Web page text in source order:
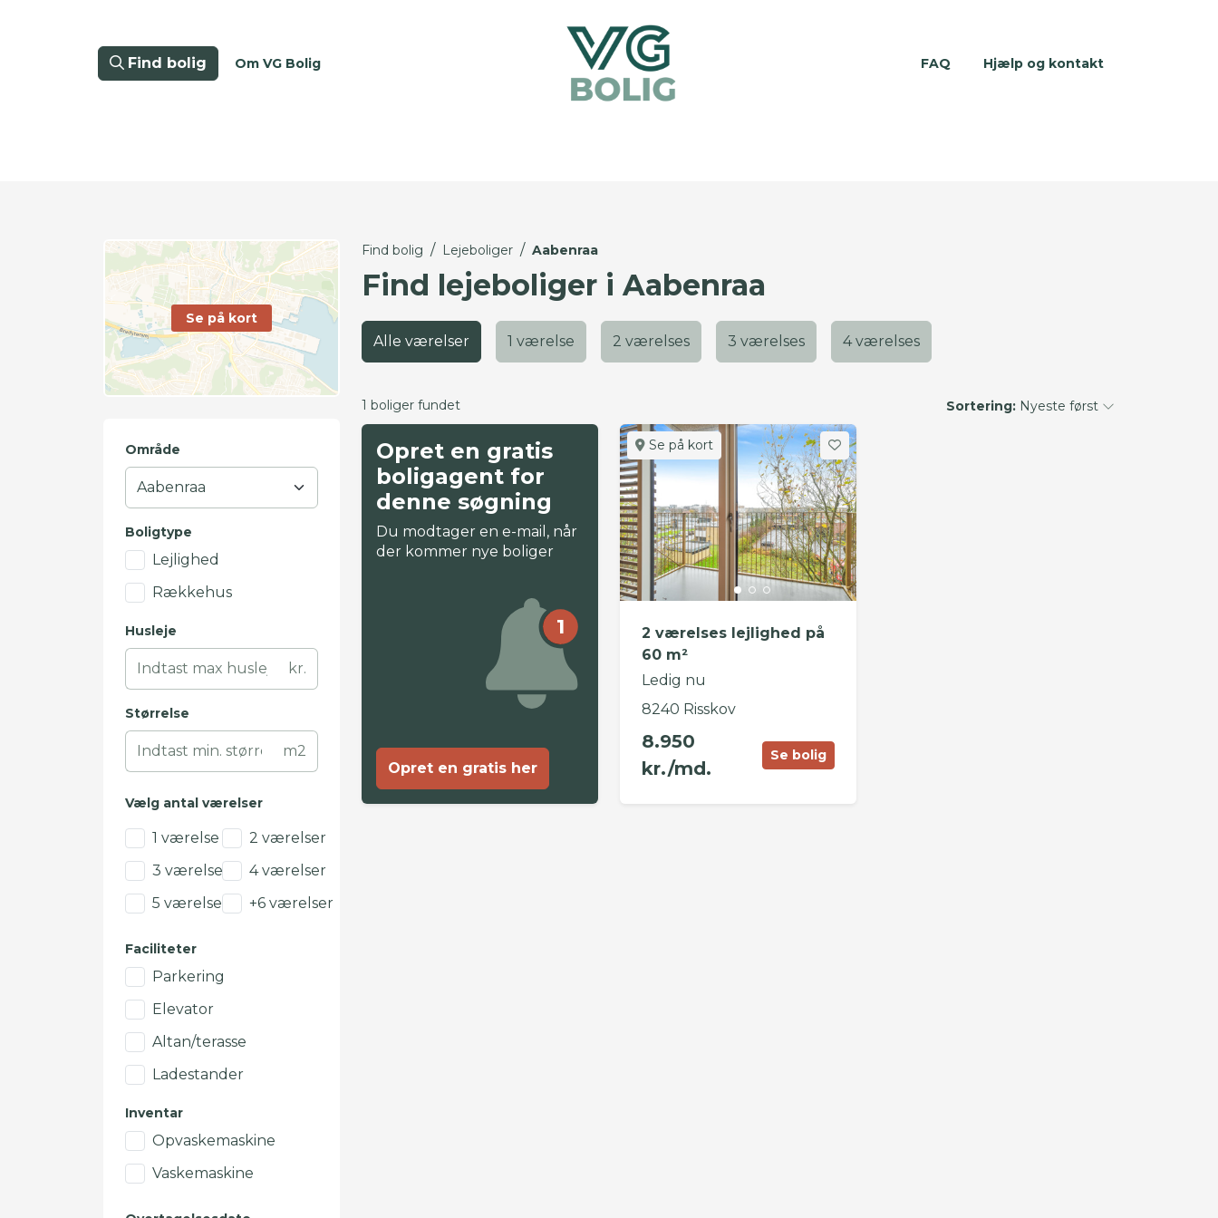
Find bolig Om VG Bolig FAQ Hjælp og kontakt
Se på kort
Område
Boligtype
Lejlighed
Rækkehus
Husleje
kr.
Størrelse
m2
Vælg antal værelser
1 værelse
2 værelser
3 værelser
4 værelser
5 værelser
+6 værelser
Faciliteter
Parkering
Elevator
Altan/terasse
Ladestander
Inventar
Opvaskemaskine
Vaskemaskine
Find bolig / Lejeboliger / Aabenraa
Find lejeboliger i Aabenraa
Alle værelser 1 værelse 2 værelses 3 værelses 4 værelses
1 boliger fundet Sortering: Nyeste først
Opret en gratis
boligagent for
denne søgning
Du modtager en e-mail, når
der kommer nye boliger
1
Opret en gratis her
Se på kort
2 værelses lejlighed på
60 m²
Ledig nu
8240 Risskov
8.950
kr./md.
Se bolig